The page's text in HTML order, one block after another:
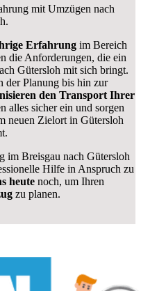
mit Umzügen nach
.
Erfahrungim Bereich
die Anforderungen, die ein
Gütersloh mit sich bringt.
der Planung bis hin zur
den Transport Ihrer
alles sicher ein und sorgen
neuen Zielort in Gütersloh
im Breisgau nach Gütersloh
Hilfe in Anspruch zu
heutenoch, um Ihren
zu planen.